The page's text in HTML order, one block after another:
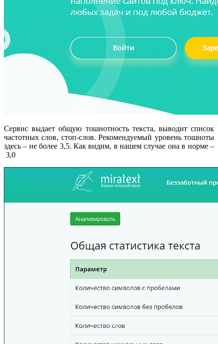
Сервис выдает общую тошнотность текста, выводит список
частотных слов, стоп-слов. Рекомендуемый уровень тошноты
здесь – не более 3,5. Как видим, в нашем случае она в норме –
3,0